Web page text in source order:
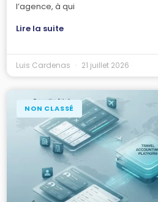
l’agence, à qui
Lire la suite
Luis Cardenas 21 juillet 2026
NON CLASSÉ